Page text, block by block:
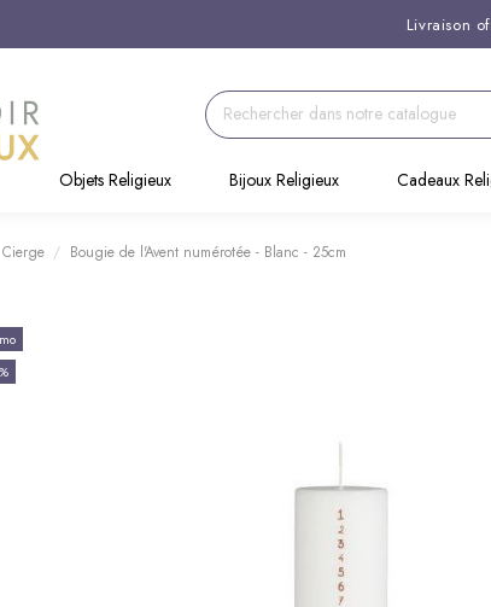
Livraison
Support
Commandez
Objets Religieux
Bijoux Religieux Cadeaux
Cierge Bougie de l'Avent numérotée - Blanc - 25cm